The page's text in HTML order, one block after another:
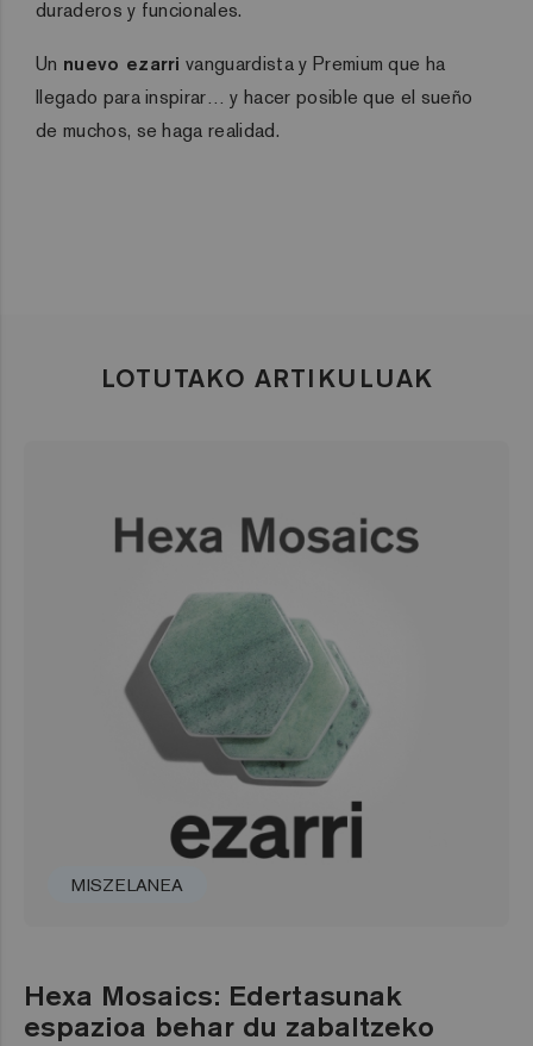
duraderos y funcionales.
Un nuevo ezarri vanguardista y Premium que ha
llegado para inspirar… y hacer posible que el sueño
de muchos, se haga realidad.
LOTUTAKO ARTIKULUAK
MISZELANEA
Hexa Mosaics: Edertasunak
espazioa behar du zabaltzeko